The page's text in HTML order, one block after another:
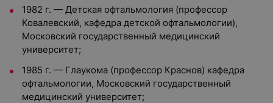
1982 г. — Детская офтальмология (профессор
Ковалевский, кафедра детской офтальмологии),
Московский государственный медицинский
университет;
1985 г. — Глаукома (профессор Краснов) кафедра
офтальмологии, Московский государственный
медицинский университет;